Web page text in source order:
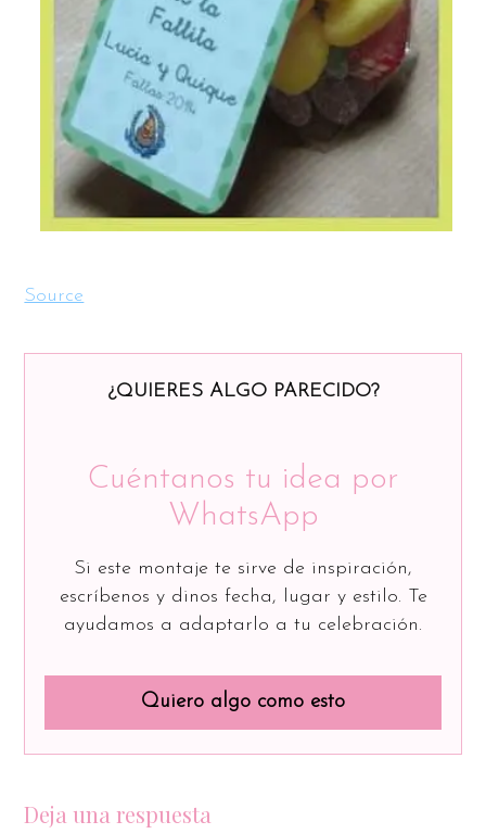
Source
¿QUIERES ALGO PARECIDO?
Cuéntanos tu idea por
WhatsApp
Si este montaje te sirve de inspiración,
escríbenos y dinos fecha, lugar y estilo. Te
ayudamos a adaptarlo a tu celebración.
Quiero algo como esto
Deja una respuesta